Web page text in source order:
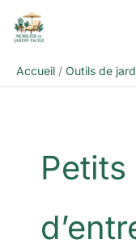
Accueil
Outils de
Rechercher